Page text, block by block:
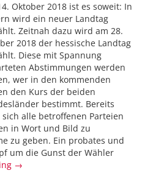
Oktober 2018 ist es soweit: In
wird ein neuer Landtag
Zeitnah dazu wird am 28.
2018 der hessische Landtag
Diese mit Spannung
Abstimmungen werden
wer in den kommenden
den Kurs der beiden
bestimmt. Bereits
alle betroffenen Parteien
in Wort und Bild zu
zu geben. Ein probates und
um die Gunst der Wähler
→